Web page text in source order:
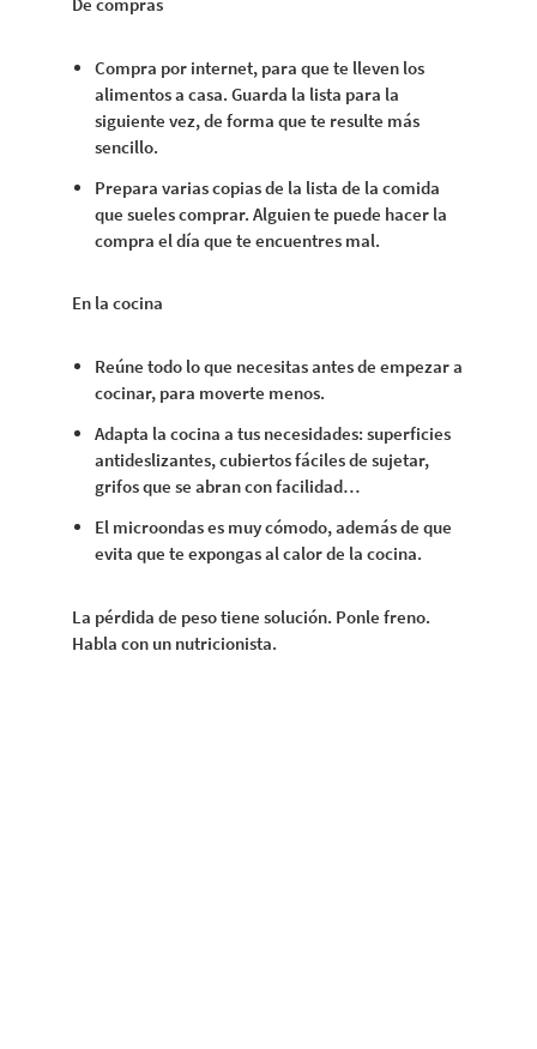
Compra por internet, para que te lleven los
alimentos a casa. Guarda la lista para la
siguiente vez, de forma que te resulte más
sencillo.
Prepara varias copias de la lista de la comida
que sueles comprar. Alguien te puede hacer la
compra el día que te encuentres mal.
En la cocina
Reúne todo lo que necesitas antes de empezar a
cocinar, para moverte menos.
Adapta la cocina a tus necesidades: superficies
antideslizantes, cubiertos fáciles de sujetar,
grifos que se abran con facilidad…
El microondas es muy cómodo, además de que
evita que te expongas al calor de la cocina.
La pérdida de peso tiene solución. Ponle freno.
Habla con un nutricionista.